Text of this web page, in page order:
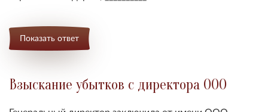
Показать ответ
Взыскание убытков с директора ООО